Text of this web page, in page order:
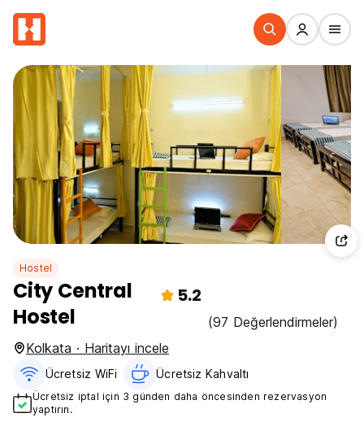
Hostel
City Central
Hostel
5.2
(97 Değerlendirmeler)
Kolkata · Haritayı incele
Ücretsiz WiFi Ücretsiz Kahvaltı‎
Ücretsiz iptal için 3 günden daha öncesinden rezervasyon
yaptırın.